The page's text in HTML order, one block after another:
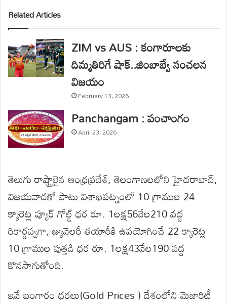
Related Articles
ZIM vs AUS : కంగారూలకు
దిమ్మతిరిగే షాక్..జింబాబ్వే సంచలన
విజయం
February 13, 2026
Panchangam : పంచాంగం
April 23, 2026
తెలుగు రాష్ట్రాలైన ఆంధ్రప్రదేశ్, తెలంగాణలలోని హైదరాబాద్,
విజయవాడతో పాటు విశాఖపట్నంలో 10 గ్రాముల 24
క్యారెట్ల ప్యూర్ గోల్డ్ ధర రూ. 1లక్ష56వేల210 వద్ద
రికార్డవ్వగా, జ్యువెలరీ తయారీకి ఉపయోగించే 22 క్యారెట్ల
10 గ్రాముల పుత్తడి ధర రూ. 1లక్ష43వేల190 వద్ద
కొనసాగుతోంది.
ఇవే బంగారం ధరలు(Gold Prices ) దేశంలోని మెజారిటీ